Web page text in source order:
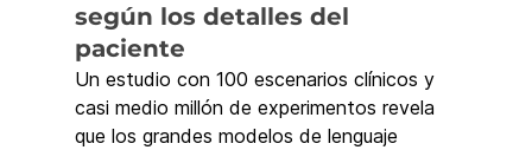
según los detalles del
paciente
Un estudio con 100 escenarios clínicos y
casi medio millón de experimentos revela
que los grandes modelos de lenguaje